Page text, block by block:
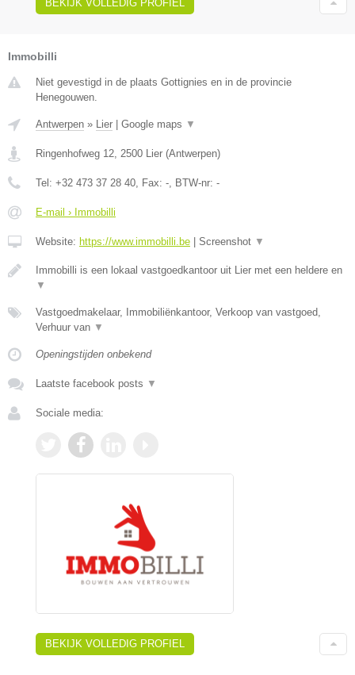
BEKIJK VOLLEDIG PROFIEL
Immobilli
Niet gevestigd in de plaats Gottignies en in de provincie
Henegouwen.
Antwerpen » Lier Google maps ▼
Ringenhofweg 12, 2500 Lier (Antwerpen)
Tel: +32 473 37 28 40, Fax: -, BTW-nr: -
E-mail › Immobilli
Website: https://www.immobilli.be Screenshot ▼
Immobilli is een lokaal vastgoedkantoor uit Lier met een heldere en
▼
Vastgoedmakelaar, Immobiliënkantoor, Verkoop van vastgoed,
Verhuur van ▼
Openingstijden onbekend
Laatste facebook posts ▼
Sociale media:
BEKIJK VOLLEDIG PROFIEL